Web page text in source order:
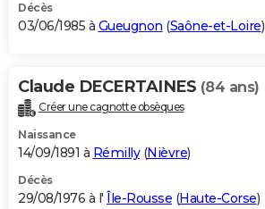
Décès
03/06/1985 à Gueugnon (Saône-et-Loire)
Claude DECERTAINES (84 ans)
Créer une cagnotte obsèques
Naissance
14/09/1891 à Rémilly(Nièvre)
Décès
29/08/1976 à l' Île-Rousse (Haute-Corse)